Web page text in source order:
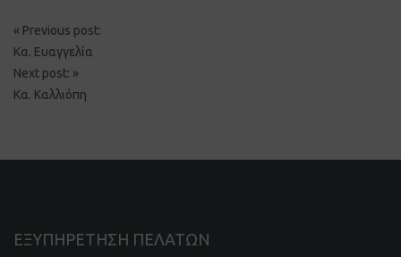
Post
navigation
« Previous post:
Κα. Ευαγγελία
Next post: »
Κα. Καλλιόπη
ΕΞΥΠΗΡΕΤΗΣΗ ΠΕΛΑΤΩΝ